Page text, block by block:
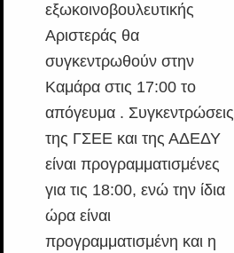
εξωκοινοβουλευτικής
Αριστεράς θα
συγκεντρωθούν στην
Καμάρα στις 17:00 το
απόγευμα . Συγκεντρώσεις
της ΓΣΕΕ και της ΑΔΕΔΥ
είναι προγραμματισμένες
για τις 18:00, ενώ την ίδια
ώρα είναι
προγραμματισμένη και η